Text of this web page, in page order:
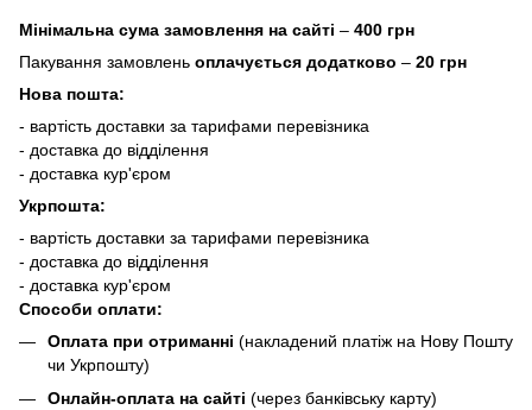
Мінімальна сума замовлення на сайті – 400 грн
Пакування замовлень оплачується додатково – 20 грн
Нова пошта:
- вартість доставки за тарифами перевізника
- доставка до відділення
- доставка кур'єром
Укрпошта:
- вартість доставки за тарифами перевізника
- доставка до відділення
- доставка кур'єром
Способи оплати:
Оплата при отриманні (накладений платіж на Нову Пошту
чи Укрпошту)
Онлайн-оплата на сайті (через банківську карту)